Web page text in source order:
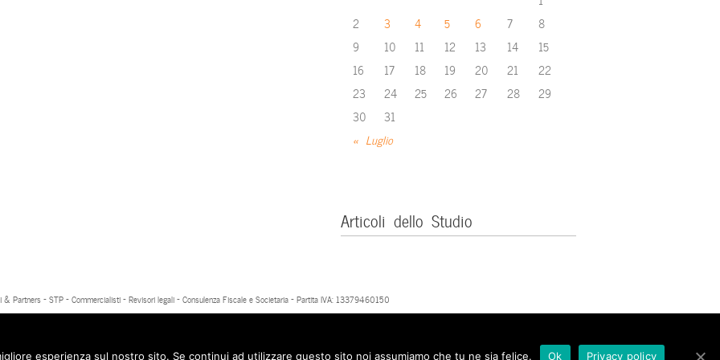
« Luglio
2
3 4 5 6 7
8
9
10 11 12 13 14
15
16
17 18 19 20 21
22
23
24 25 26 27 28
29
30
31
Articoli dello Studio
& Partners - STP - Commercialisti - Revisori legali - Consulenza Fiscale e Societaria - Partita IVA: 13379460150
esperienza sul nostro sito. Se continui ad utilizzare questo sito noi assumiamo che tu ne sia felice. Ok Privacy policy